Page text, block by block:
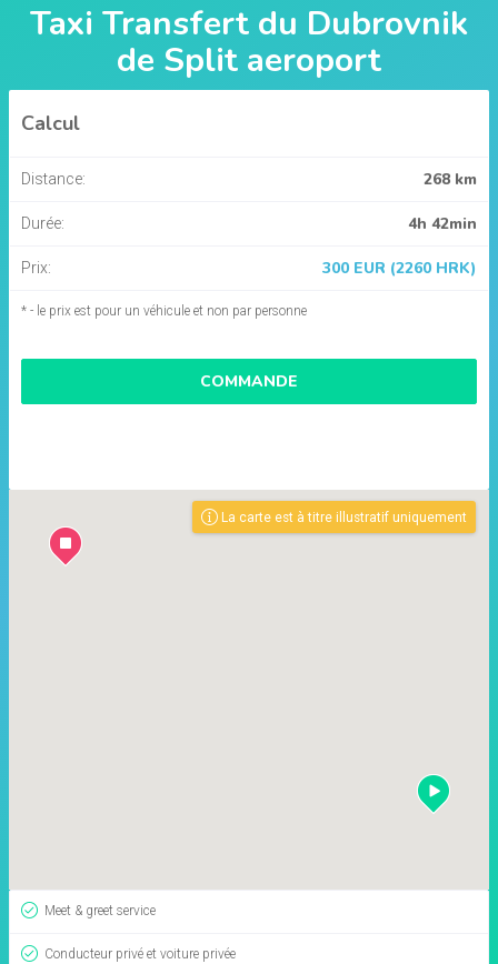
Taxi Transfert du Dubrovnik
de Split aeroport
Calcul
Distance: 268 km
Durée: 4h 42min
Prix: 300 EUR (2260 HRK)
* - le prix est pour un véhicule et non par personne
COMMANDE
La carte est à titre illustratif uniquement
Meet & greet service
Conducteur privé et voiture privée